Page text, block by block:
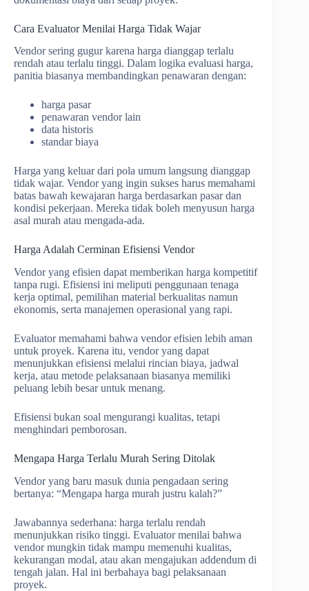
Cara Evaluator Menilai Harga Tidak Wajar
Vendor sering gugur karena harga dianggap terlalu
rendah atau terlalu tinggi. Dalam logika evaluasi harga,
panitia biasanya membandingkan penawaran dengan:
harga pasar
penawaran vendor lain
data historis
standar biaya
Harga yang keluar dari pola umum langsung dianggap
tidak wajar. Vendor yang ingin sukses harus memahami
batas bawah kewajaran harga berdasarkan pasar dan
kondisi pekerjaan. Mereka tidak boleh menyusun harga
asal murah atau mengada-ada.
Harga Adalah Cerminan Efisiensi Vendor
Vendor yang efisien dapat memberikan harga kompetitif
tanpa rugi. Efisiensi ini meliputi penggunaan tenaga
kerja optimal, pemilihan material berkualitas namun
ekonomis, serta manajemen operasional yang rapi.
Evaluator memahami bahwa vendor efisien lebih aman
untuk proyek. Karena itu, vendor yang dapat
menunjukkan efisiensi melalui rincian biaya, jadwal
kerja, atau metode pelaksanaan biasanya memiliki
peluang lebih besar untuk menang.
Efisiensi bukan soal mengurangi kualitas, tetapi
menghindari pemborosan.
Mengapa Harga Terlalu Murah Sering Ditolak
Vendor yang baru masuk dunia pengadaan sering
bertanya: “Mengapa harga murah justru kalah?”
Jawabannya sederhana: harga terlalu rendah
menunjukkan risiko tinggi. Evaluator menilai bahwa
vendor mungkin tidak mampu memenuhi kualitas,
kekurangan modal, atau akan mengajukan addendum di
tengah jalan. Hal ini berbahaya bagi pelaksanaan
proyek.